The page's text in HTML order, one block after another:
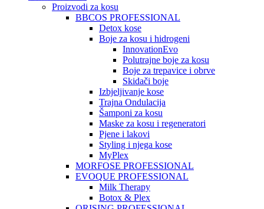
Proizvodi za kosu
BBCOS PROFESSIONAL
Detox kose
Boje za kosu i hidrogeni
InnovationEvo
Polutrajne boje za kosu
Boje za trepavice i obrve
Skidači boje
Izbjeljivanje kose
Trajna Ondulacija
Šamponi za kosu
Maske za kosu i regeneratori
Pjene i lakovi
Styling i njega kose
MyPlex
MORFOSE PROFESSIONAL
EVOQUE PROFESSIONAL
Milk Therapy
Botox & Plex